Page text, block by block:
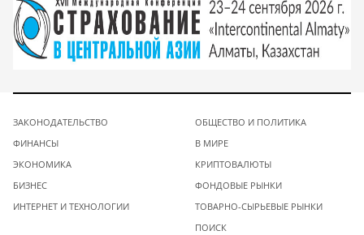
ЗАКОНОДАТЕЛЬСТВО
ФИНАНСЫ
ЭКОНОМИКА
БИЗНЕС
ИНТЕРНЕТ И ТЕХНОЛОГИИ
ОБЩЕСТВО И ПОЛИТИКА
В МИРЕ
КРИПТОВАЛЮТЫ
ФОНДОВЫЕ РЫНКИ
ТОВАРНО-СЫРЬЕВЫЕ РЫНКИ
ПОИСК